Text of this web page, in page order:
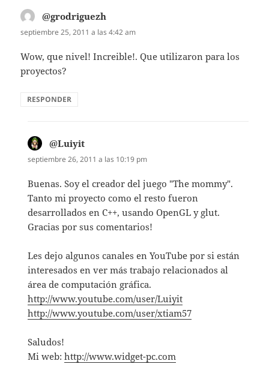
@grodriguezh
septiembre 25, 2011 a las 4:42 am
Wow, que nivel! Increible!. Que utilizaron para los
proyectos?
RESPONDER
@Luiyit
septiembre 26, 2011 a las 10:19 pm
Buenas. Soy el creador del juego "The mommy".
Tanto mi proyecto como el resto fueron
desarrollados en C++, usando OpenGL y glut.
Gracias por sus comentarios!
Les dejo algunos canales en YouTube por si están
interesados en ver más trabajo relacionados al
área de computación gráfica.
http://www.youtube.com/user/Luiyit
http://www.youtube.com/user/xtiam57
Saludos!
Mi web:http://www.widget-pc.com